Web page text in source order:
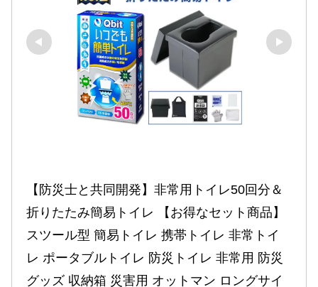
【防災士と共同開発】非常用トイレ50回分＆
折りたたみ簡易トイレ 【お得なセット商品】
スツール型 簡易トイレ 携帯トイレ 非常トイ
レ ポータブルトイレ 防災トイレ 非常用 防災
グッズ 収納箱 災害用 オットマン ロングサイ